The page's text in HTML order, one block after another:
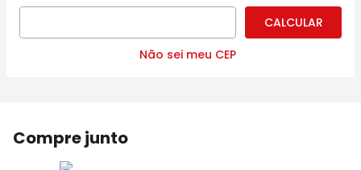
Não sei meu CEP
Compre junto